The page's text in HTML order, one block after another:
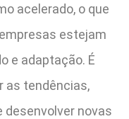
acelerado, o que
estejam
e adaptação. É
as tendências,
novas